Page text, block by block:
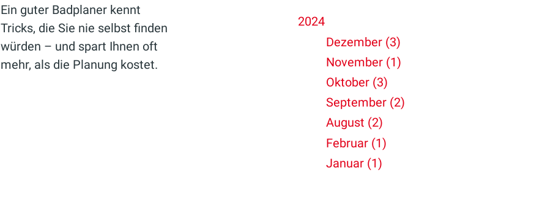
Ein guter Badplaner kennt
Tricks, die Sie nie selbst finden
würden – und spart Ihnen oft
mehr, als die Planung kostet.
2024
Dezember (3)
November (1)
Oktober (3)
September (2)
August (2)
Februar (1)
Januar (1)